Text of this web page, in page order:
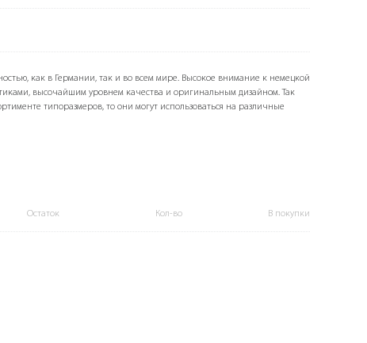
как в Германии, так и во всем мире. Высокое внимание к немецкой
высочайшим уровнем качества и оригинальным дизайном. Так
типоразмеров, то они могут использоваться на различные
Остаток Кол-во В покупки